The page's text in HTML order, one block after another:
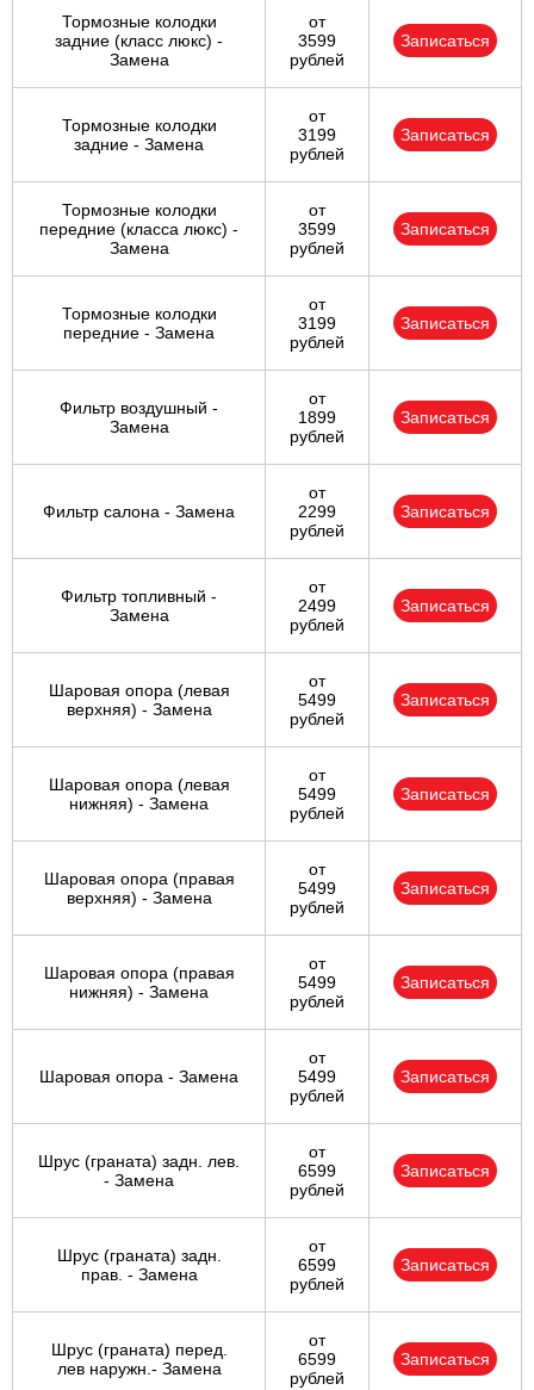
Тормозные колодки
задние (класс люкс) -
Замена
от
3599
рублей
Записаться
Тормозные колодки
задние - Замена
от
3199
рублей
Записаться
Тормозные колодки
передние (класса люкс) -
Замена
от
3599
рублей
Записаться
Тормозные колодки
передние - Замена
от
3199
рублей
Записаться
Фильтр воздушный -
Замена
от
1899
рублей
Записаться
Фильтр салона - Замена
от
2299
рублей
Записаться
Фильтр топливный -
Замена
от
2499
рублей
Записаться
Шаровая опора (левая
верхняя) - Замена
от
5499
рублей
Записаться
Шаровая опора (левая
нижняя) - Замена
от
5499
рублей
Записаться
Шаровая опора (правая
верхняя) - Замена
от
5499
рублей
Записаться
Шаровая опора (правая
нижняя) - Замена
от
5499
рублей
Записаться
Шаровая опора - Замена
от
5499
рублей
Записаться
Шрус (граната) задн. лев.
- Замена
от
6599
рублей
Записаться
Шрус (граната) задн.
прав. - Замена
от
6599
рублей
Записаться
Шрус (граната) перед.
лев наружн.- Замена
от
6599
рублей
Записаться